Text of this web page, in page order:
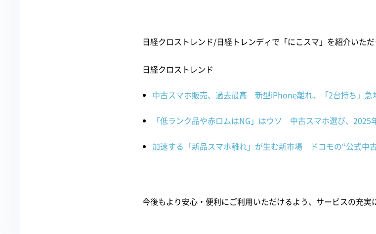
日経クロストレンド/日経トレンディで「にこスマ」を紹介いただ
日経クロストレンド
中古スマホ販売、過去最高 新型iPhone離れ、「2台持ち」急
「低ランク品や赤ロムはNG」はウソ 中古スマホ選び、2025
加速する「新品スマホ離れ」が生む新市場 ドコモの“公式中
今後もより安心・便利にご利用いただけるよう、サービスの充実